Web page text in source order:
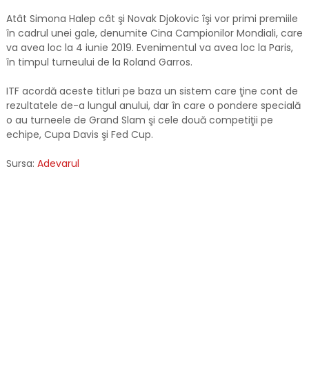
Atât Simona Halep cât şi Novak Djokovic îşi vor primi premiile
în cadrul unei gale, denumite Cina Campionilor Mondiali, care
va avea loc la 4 iunie 2019. Evenimentul va avea loc la Paris,
în timpul turneului de la Roland Garros.
ITF acordă aceste titluri pe baza un sistem care ţine cont de
rezultatele de-a lungul anului, dar în care o pondere specială
o au turneele de Grand Slam şi cele două competiţii pe
echipe, Cupa Davis şi Fed Cup.
Sursa: Adevarul